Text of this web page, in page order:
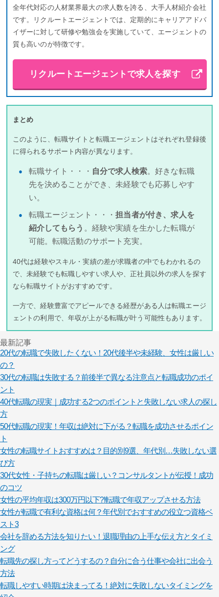
全年代対応の人材業界最大の求人数を誇る、大手人材紹介会社
です。リクルートエージェントでは、定期的にキャリアアドバ
イザーに対して研修や勉強会を実施していて、エージェントの
質も高いのが特徴です。
リクルートエージェントで求人を探す
まとめ
このように、転職サイトと転職エージェントはそれぞれ登録後
に得られるサポート内容が異なります。
転職サイト・・・ 自分で求人検索。好きな転職
先を決めることができ、未経験でも応募しやす
い。
転職エージェント・・・担当者が付き、求人を
紹介してもらう 。経験や実績を生かした転職が
可能。転職活動のサポート充実。
40代は経験やスキル・実績の差が求職者の中でもわかれるの
で、未経験でも転職しやすい求人や、正社員以外の求人を探す
なら転職サイトがおすすめです。
一方で、経験豊富でアピールできる経歴がある人は転職エージ
ェントの利用で、年収が上がる転職が叶う可能性もあります。
最新記事
20代の転職で失敗したくない！20代後半や未経験、女性は厳しい
の？
30代の転職は失敗する？前後半で異なる注意点と転職成功のポイ
ント
40代転職の現実｜成功する2つのポイントと失敗しない求人の探し
方
50代転職の現実！年収は絶対に下がる？転職を成功させるポイン
ト
女性の転職サイトおすすめは？目的別9選、年代別…失敗しない選
び方
30代女性・子持ちの転職は厳しい？コンサルタントが伝授！成功
のコツ
女性の平均年収は300万円以下?!転職で年収アップさせる方法
女性が転職で有利な資格は何？年代別でおすすめの役立つ資格ベ
スト3
会社を辞める方法を知りたい！退職理由の上手な伝え方とタイミ
ング
転職先の探し方ってどうするの？自分に合う仕事や会社に出会う
方法
転職しやすい時期は決まってる！絶対に失敗しないタイミングを